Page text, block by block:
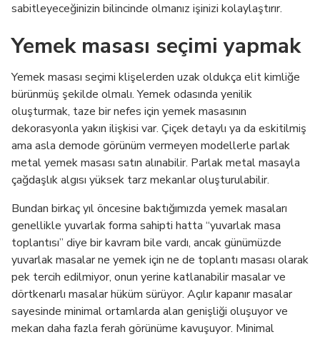
sabitleyeceğinizin bilincinde olmanız işinizi kolaylaştırır.
Yemek masası seçimi yapmak
Yemek masası seçimi klişelerden uzak oldukça elit kimliğe
bürünmüş şekilde olmalı. Yemek odasında yenilik
oluşturmak, taze bir nefes için yemek masasının
dekorasyonla yakın ilişkisi var. Çiçek detaylı ya da eskitilmiş
ama asla demode görünüm vermeyen modellerle parlak
metal yemek masası satın alınabilir. Parlak metal masayla
çağdaşlık algısı yüksek tarz mekanlar oluşturulabilir.
Bundan birkaç yıl öncesine baktığımızda yemek masaları
genellikle yuvarlak forma sahipti hatta “yuvarlak masa
toplantısı” diye bir kavram bile vardı, ancak günümüzde
yuvarlak masalar ne yemek için ne de toplantı masası olarak
pek tercih edilmiyor, onun yerine katlanabilir masalar ve
dörtkenarlı masalar hüküm sürüyor. Açılır kapanır masalar
sayesinde minimal ortamlarda alan genişliği oluşuyor ve
mekan daha fazla ferah görünüme kavuşuyor. Minimal